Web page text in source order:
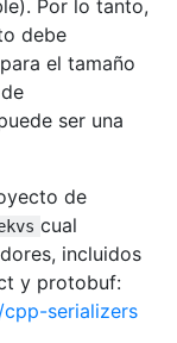
Por lo tanto,
debe
el tamaño
ser una
de
cual
incluidos
y protobuf:
serializers